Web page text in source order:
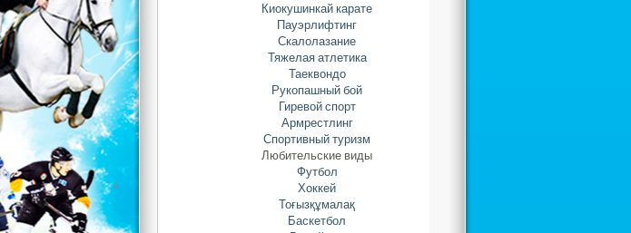
Киокушинкай карате
Пауэрлифтинг
Скалолазание
Тяжелая атлетика
Таеквондо
Рукопашный бой
Гиревой спорт
Армрестлинг
Спортивный туризм
Любительские виды
Футбол
Хоккей
Тоғызқұмалақ
Баскетбол